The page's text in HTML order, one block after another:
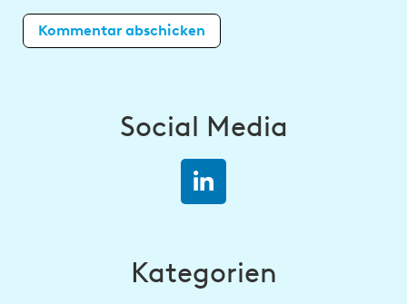
Social Media
Kategorien